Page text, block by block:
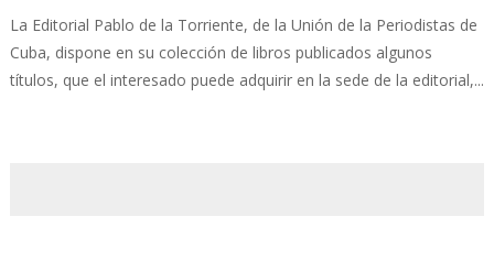
La Editorial Pablo de la Torriente, de la Unión de la Periodistas de
Cuba, dispone en su colección de libros publicados algunos
títulos, que el interesado puede adquirir en la sede de la editorial,...